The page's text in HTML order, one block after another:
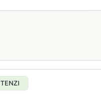
TENZI